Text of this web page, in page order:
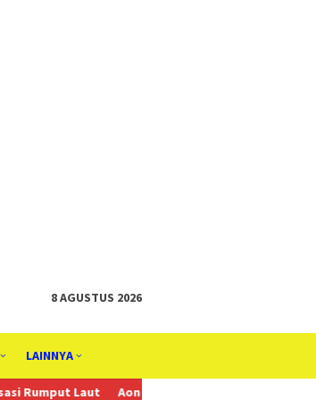
8 AGUSTUS 2026
LAINNYA
Aon Menunjuk Stephen sebagai CEO untuk